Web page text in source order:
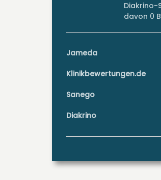
Diakrino-
davon 0
Jameda
Klinikbewertungen.de
Sanego
Diakrino